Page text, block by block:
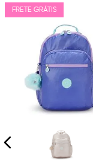
FRETE GRÁTIS